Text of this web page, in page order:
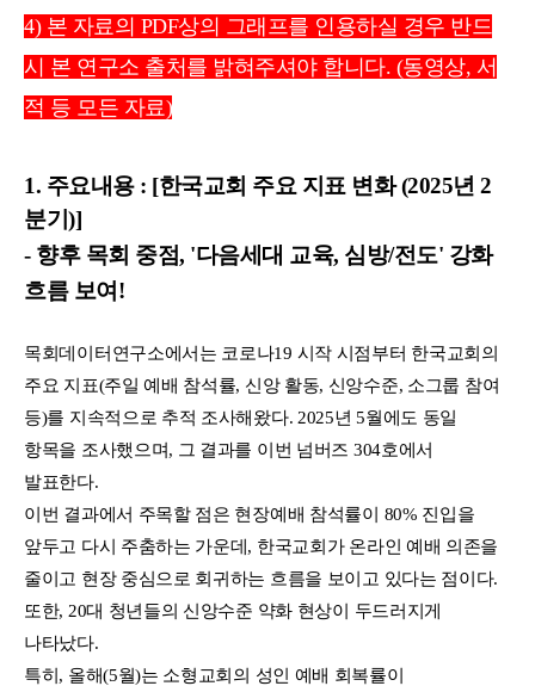
4) 본 자료의 PDF상의 그래프를 인용하실 경우 반드
시 본 연구소 출처를 밝혀주셔야 합니다. (동영상, 서
적 등 모든 자료)
1. 주요내용 : [한국교회 주요 지표 변화 (2025년 2
분기)]
- 향후 목회 중점, '다음세대 교육, 심방/전도' 강화
흐름 보여!
목회데이터연구소에서는 코로나19 시작 시점부터 한국교회의
주요 지표(주일 예배 참석률, 신앙 활동, 신앙수준, 소그룹 참여
등)를 지속적으로 추적 조사해왔다. 2025년 5월에도 동일
항목을 조사했으며, 그 결과를 이번 넘버즈 304호에서
발표한다.
이번 결과에서 주목할 점은 현장예배 참석률이 80% 진입을
앞두고 다시 주춤하는 가운데, 한국교회가 온라인 예배 의존을
줄이고 현장 중심으로 회귀하는 흐름을 보이고 있다는 점이다.
또한, 20대 청년들의 신앙수준 약화 현상이 두드러지게
나타났다.
특히, 올해(5월)는 소형교회의 성인 예배 회복률이